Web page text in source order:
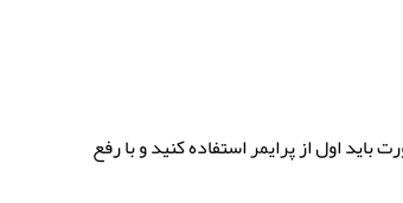
اول از پرایمر استفاده کنید و با رفع